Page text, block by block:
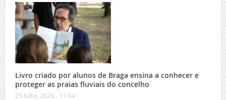
Livro criado por alunos de Braga ensina a conhecer e
proteger as praias fluviais do concelho
23 Julho, 2026 - 11:04